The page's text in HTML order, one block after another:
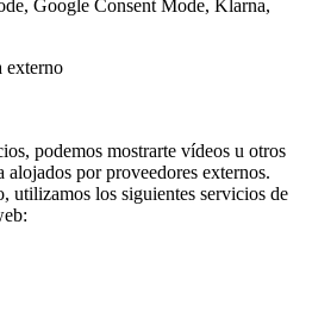
Google Consent Mode, Klarna,
externo
podemos mostrarte vídeos u otros
por proveedores externos.
utilizamos los siguientes servicios de